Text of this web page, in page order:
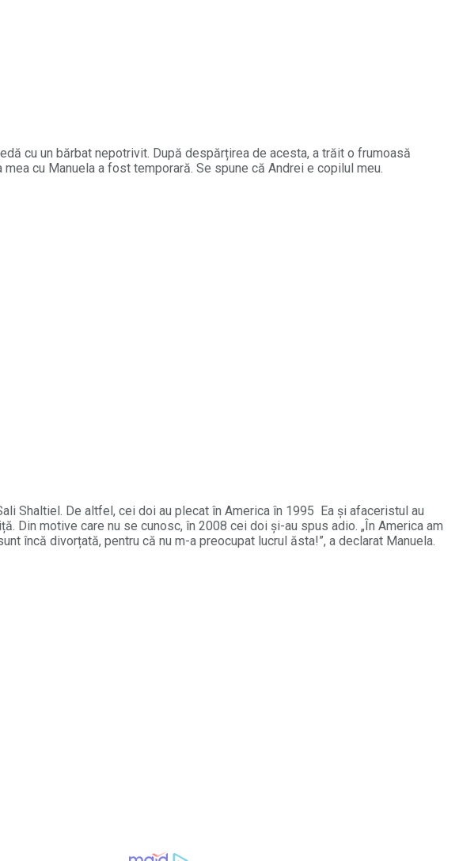
cu un bărbat nepotrivit. După despărțirea de acesta, a trăit o frumoasă
cu Manuela a fost temporară. Se spune că Andrei e copilul meu.
Shaltiel. De altfel, cei doi au plecat în America în 1995 Ea și afaceristul au
Din motive care nu se cunosc, în 2008 cei doi și-au spus adio. „În America am
încă divorțată, pentru că nu m-a preocupat lucrul ăsta!”, a declarat Manuela.